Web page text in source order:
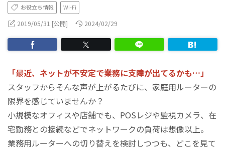
お役立ち情報 Wi-Fi
2019/05/31 [公開] 2024/02/29
「最近、ネットが不安定で業務に支障が出てるかも…」
スタッフからそんな声が上がるたびに、家庭用ルーターの
限界を感じていませんか？
小規模なオフィスや店舗でも、POSレジや監視カメラ、在
宅勤務との接続などでネットワークの負荷は想像以上。
業務用ルーターへの切り替えを検討しつつも、どこを見て